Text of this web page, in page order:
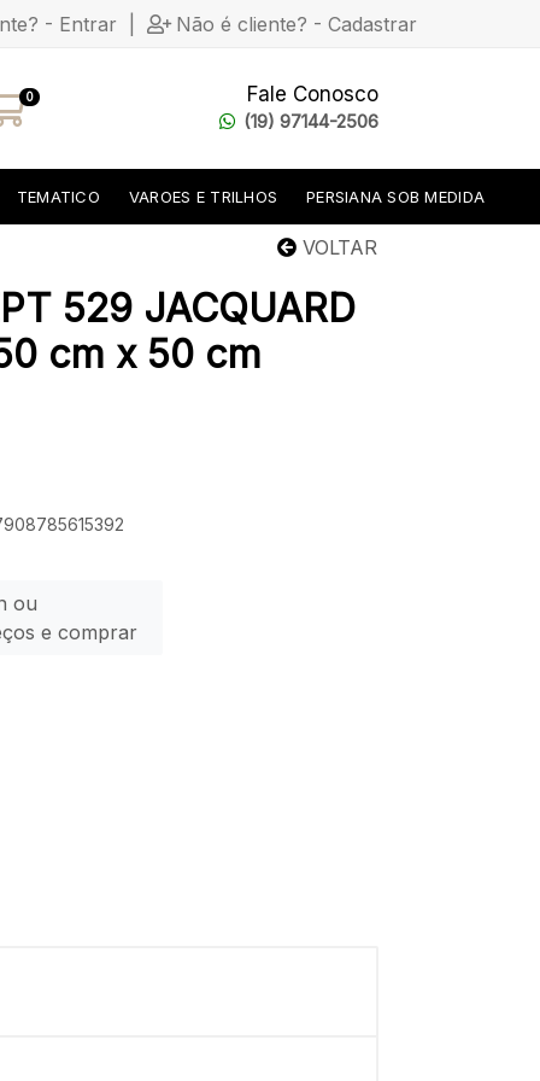
- Entrar Não é cliente? - Cadastrar
0 Fale Conosco
(19) 97144-2506
TEMATICO VAROES E TRILHOS PERSIANA SOB MEDIDA
VOLTAR
529 JACQUARD
cm x 50 cm
ou
e comprar